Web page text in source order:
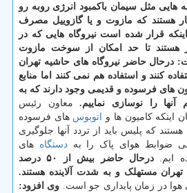
هایی مثل سیمان باکمبود انرژی روبه رو
هستند که مازوت و یا گازوییل مصرف
اینکه قرار شده است نیروگاه هایی که در
هستند تا حد امکان از سوخت مازوت
درحال حاضر نیروگاه های حاشیه تهران
کنند و استفاده هم نمی کنند اما منابع
های فرسوده و قدیمی وجود دارند که به
آنها را نوسازی نماییم.معاون رئیس
اینکه کامیون ها و اتوبوس های فرسوده
که پلیس باید از تردد آنها جلوگیری
ضوابط هوای پاک را بهدستگاه های
ایم.
درحال حاضر بیش از ۵۰ درصد
مستهلک و به شدت آلاینده هستند.
هوا در زمان پایداری جو است. وی افزود: